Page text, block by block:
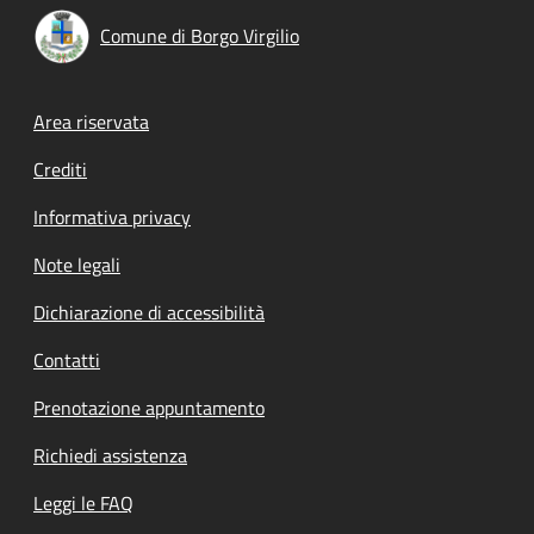
Comune di Borgo Virgilio
Footer menu
Area riservata
Crediti
Informativa privacy
Note legali
Dichiarazione di accessibilità
Contatti
Prenotazione appuntamento
Richiedi assistenza
Leggi le FAQ